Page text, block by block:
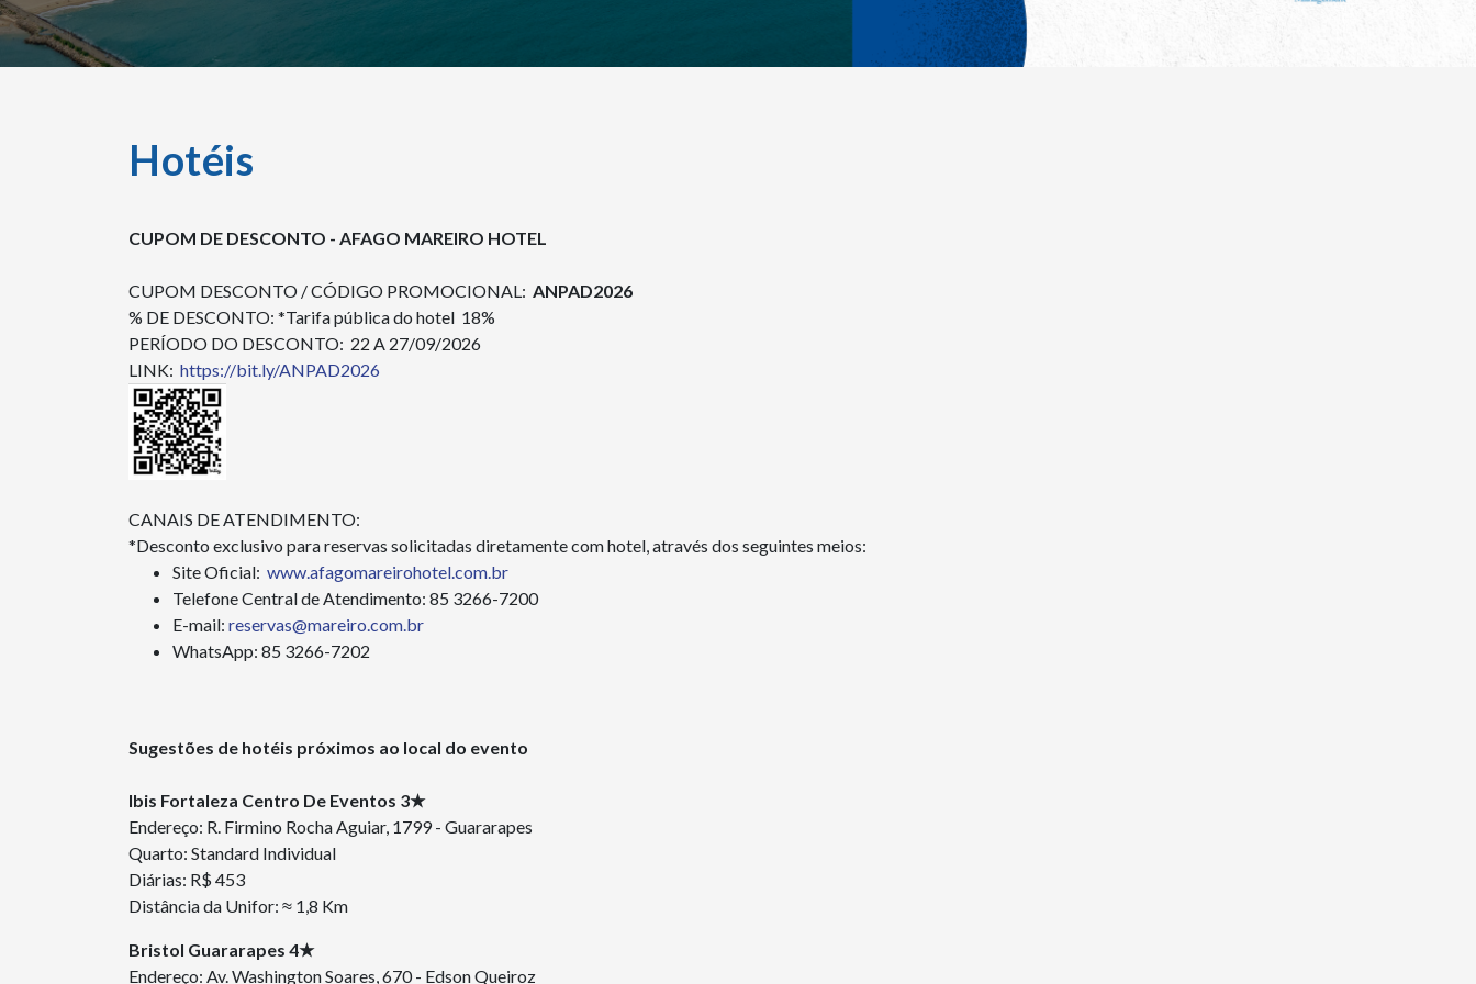
Hotéis
CUPOM DE DESCONTO - AFAGO MAREIRO HOTEL
CUPOM DESCONTO / CÓDIGO PROMOCIONAL: ANPAD2026
% DE DESCONTO: *Tarifa pública do hotel 18%
PERÍODO DO DESCONTO: 22 A 27/09/2026
LINK: https://bit.ly/ANPAD2026
CANAIS DE ATENDIMENTO:
*Desconto exclusivo para reservas solicitadas diretamente com hotel, através dos seguintes meios:
Site Oficial: www.afagomareirohotel.com.br
Telefone Central de Atendimento: 85 3266-7200
E-mail: reservas@mareiro.com.br
WhatsApp: 85 3266-7202
Sugestões de hotéis próximos ao local do evento
Ibis Fortaleza Centro De Eventos 3★
Endereço: R. Firmino Rocha Aguiar, 1799 - Guararapes
Quarto: Standard Individual
Diárias: R$ 453
Distância da Unifor: ≈ 1,8 Km
Bristol Guararapes 4★
Endereço: Av. Washington Soares, 670 - Edson Queiroz